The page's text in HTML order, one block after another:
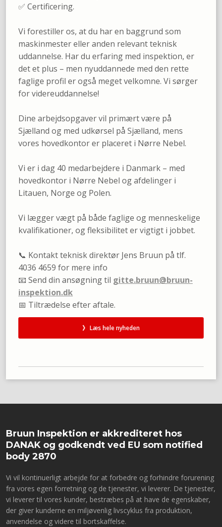
✅ Certificering.
Vi forestiller os, at du har en baggrund som
maskinmester eller anden relevant teknisk
uddannelse. Har du erfaring med inspektion, er
det et plus – men nyuddannede med den rette
faglige profil er også meget velkomne. Vi sørger
for videreuddannelse!
Dine arbejdsopgaver vil primært være på
Sjælland og med udkørsel på Sjælland, mens
vores hovedkontor er placeret i Nørre Nebel.
Vi er i dag 40 medarbejdere i Danmark – med
hovedkontor i Nørre Nebel og afdelinger i
Litauen, Norge og Polen.
Vi lægger vægt på både faglige og menneskelige
kvalifikationer, og fleksibilitet er vigtigt i jobbet.
📞 Kontakt teknisk direktør Jens Bruun på tlf.
4036 4659 for mere info
​📧 Send din ansøgning til gitte.bruun@bruun-
inspektion.dk
​📅 Tiltrædelse efter aftale.
》 Læs hele nyheden​
Bruun Inspektion er akkrediteret hos
DANAK og godkendt ved EU som notified
body 2870
Vi vil kontinuerligt arbejde for at forbedre og forhindre forurening
fra vores egen forretning og de tjenester, vi leverer. De tjenester,
vi leverer til vores kunder, bestræbes på at have de egenskaber,
der giver kunderne en miljøvenlig livscyklus fra produktion,
anvendelse og videre til bortskaffelse.